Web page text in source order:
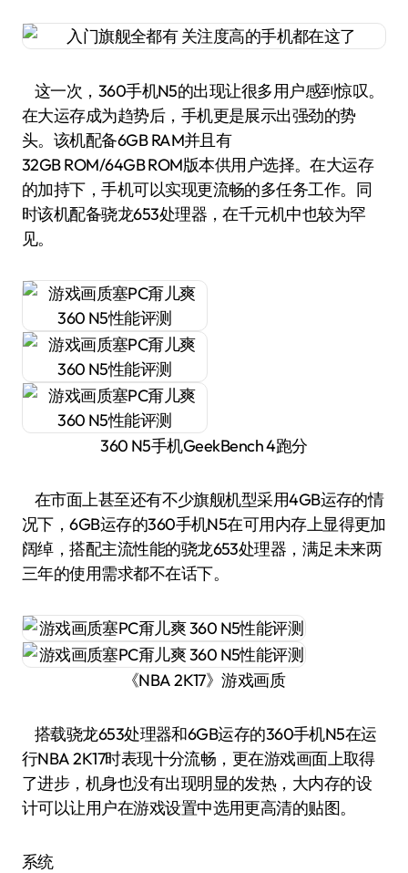
这一次，360手机N5的出现让很多用户感到惊叹。
在大运存成为趋势后，手机更是展示出强劲的势
头。该机配备6GB RAM并且有
32GB ROM/64GB ROM版本供用户选择。在大运存
的加持下，手机可以实现更流畅的多任务工作。同
时该机配备骁龙653处理器，在千元机中也较为罕
见。
360 N5手机GeekBench 4跑分
在市面上甚至还有不少旗舰机型采用4GB运存的情
况下，6GB运存的360手机N5在可用内存上显得更加
阔绰，搭配主流性能的骁龙653处理器，满足未来两
三年的使用需求都不在话下。
《NBA 2K17》游戏画质
搭载骁龙653处理器和6GB运存的360手机N5在运
行NBA 2K17时表现十分流畅，更在游戏画面上取得
了进步，机身也没有出现明显的发热，大内存的设
计可以让用户在游戏设置中选用更高清的贴图。
系统